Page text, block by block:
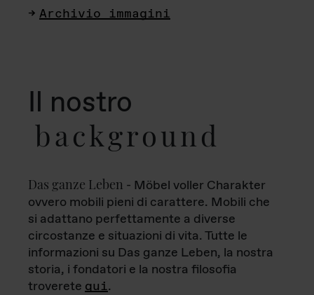
Archivio immagini
Il nostro
background
Das ganze Leben - Möbel voller Charakter
ovvero mobili pieni di carattere. Mobili che
si adattano perfettamente a diverse
circostanze e situazioni di vita. Tutte le
informazioni su Das ganze Leben, la nostra
storia, i fondatori e la nostra filosofia
troverete qui.